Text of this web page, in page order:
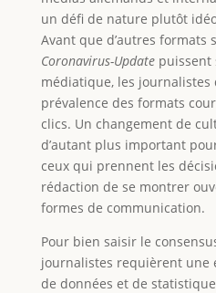
un défi de nature plutôt
Avant que d’autres formats
Coronavirus-Updatepuissent
médiatique, les journalistes
prévalence des formats
clics. Un changement de
d’autant plus important
ceux qui prennent les
rédaction de se montrer
formes de communication.
Pour bien saisir le
journalistes requièrent une
de données et de